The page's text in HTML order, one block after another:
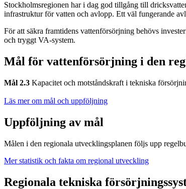
Stockholmsregionen har i dag god tillgång till
infrastruktur för vatten och avlopp. Ett väl fungerande
För att säkra framtidens vattenförsörjning behövs
och tryggt VA-system.
Mål för vattenförsörjning i den
Mål 2.3 Kapacitet och motståndskraft i tekniska
Läs mer om mål och uppföljning
Uppföljning av mål
Målen i den regionala utvecklingsplanen följs upp
Mer statistik och fakta om regional utveckling
Regionala tekniska